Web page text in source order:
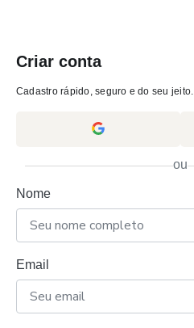
Criar conta
Cadastro rápido, seguro e do seu jeito.
ou
Nome
Email